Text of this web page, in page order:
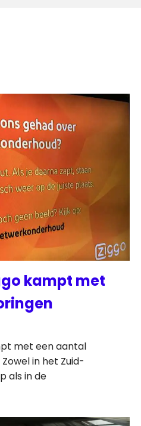
kampt met
met een aantal
in het Zuid-
als in de